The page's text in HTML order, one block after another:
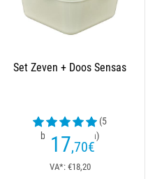
Set Zeven + Doos Sensas
(5
beoordelingen)
17,70€
VA*: €18,20